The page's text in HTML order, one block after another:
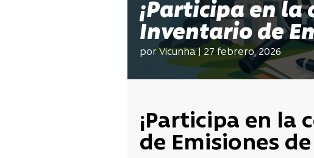
¡Participa en la
Inventario de
por Vicunha | 27 febrero, 2026
¡Participa en la
de Emisiones de